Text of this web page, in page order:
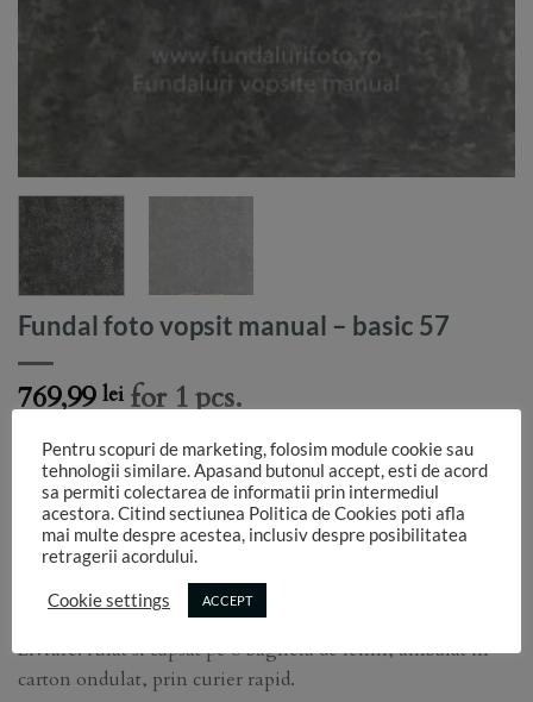
Fundal foto vopsit manual – basic 57
769,99 lei for 1 pcs.
Dimensiune: lungime 3 m x latime 1.50 m
Tip fundal: vopsit manual
Material: canvas ( bumbac 100%)
Grosime material: 350g/mp
Finish: mat
Intretinere: Dupa utilizare, fundalul se pastreaza rulat si
intins la orizontala. Nu se spala si nu se calca.
Livrare: rulat si capsat pe o bagheta de lemn, ambalat in
carton ondulat, prin curier rapid.
Pentru scopuri de marketing, folosim module cookie sau
tehnologii similare. Apasand butonul accept, esti de acord
sa permiti colectarea de informatii prin intermediul
acestora. Citind sectiunea Politica de Cookies poti afla
mai multe despre acestea, inclusiv despre posibilitatea
retragerii acordului.
Cookie settings ACCEPT